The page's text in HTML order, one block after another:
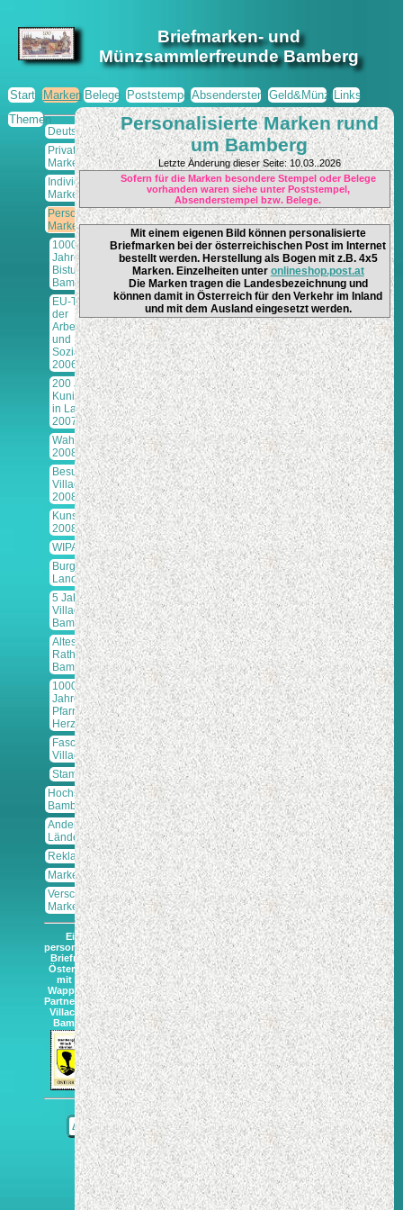
Briefmarken- und
Münzsammlerfreunde Bamberg
Start Marken Belege PoststempelAbsenderstempelGeld&MünzenLinks
Themen
Deutschland
Privatpost-
Marken
Individuelle
Marken
Personalisierte
Marken
1000
Jahre
Bistum
Bamberg
EU-Treffen
der
Arbeits-
und
Sozialminister
2006
200 Jahre
Kunigundenfest
in Lauf
2007
Wahlen
2008
Besuch in
Villach
2008
Kunstprojekt
2008
WIPA 2008
Burg
Landskron
5 Jahre
Villach-
Bamberg
Altes
Rathaus
Bamberg
1000
Jahre
Pfarre
Herzogenburg
Faschingspost
Villach
Stamps&Art
Hochstift
Bamberg
Andere
Länder
Reklamemarken
Markenlochungen
Verschluss-
Marken
Eine
personalisierte
Briefmarke
Österreichs
mit dem
Wappen der
Partnersträdte
Villach und
Bamberg.
Δ
Personalisierte Marken rund
um Bamberg
Letzte Änderung dieser Seite: 10.03..2026
Sofern für die Marken besondere Stempel oder Belege
vorhanden waren siehe unter Poststempel,
Absenderstempel bzw. Belege.
Mit einem eigenen Bild können personalisierte
Briefmarken bei der österreichischen Post im Internet
bestellt werden. Herstellung als Bogen mit z.B. 4x5
Marken. Einzelheiten unter onlineshop.post.at
Die Marken tragen die Landesbezeichnung und
können damit in Österreich für den Verkehr im Inland
und mit dem Ausland eingesetzt werden.